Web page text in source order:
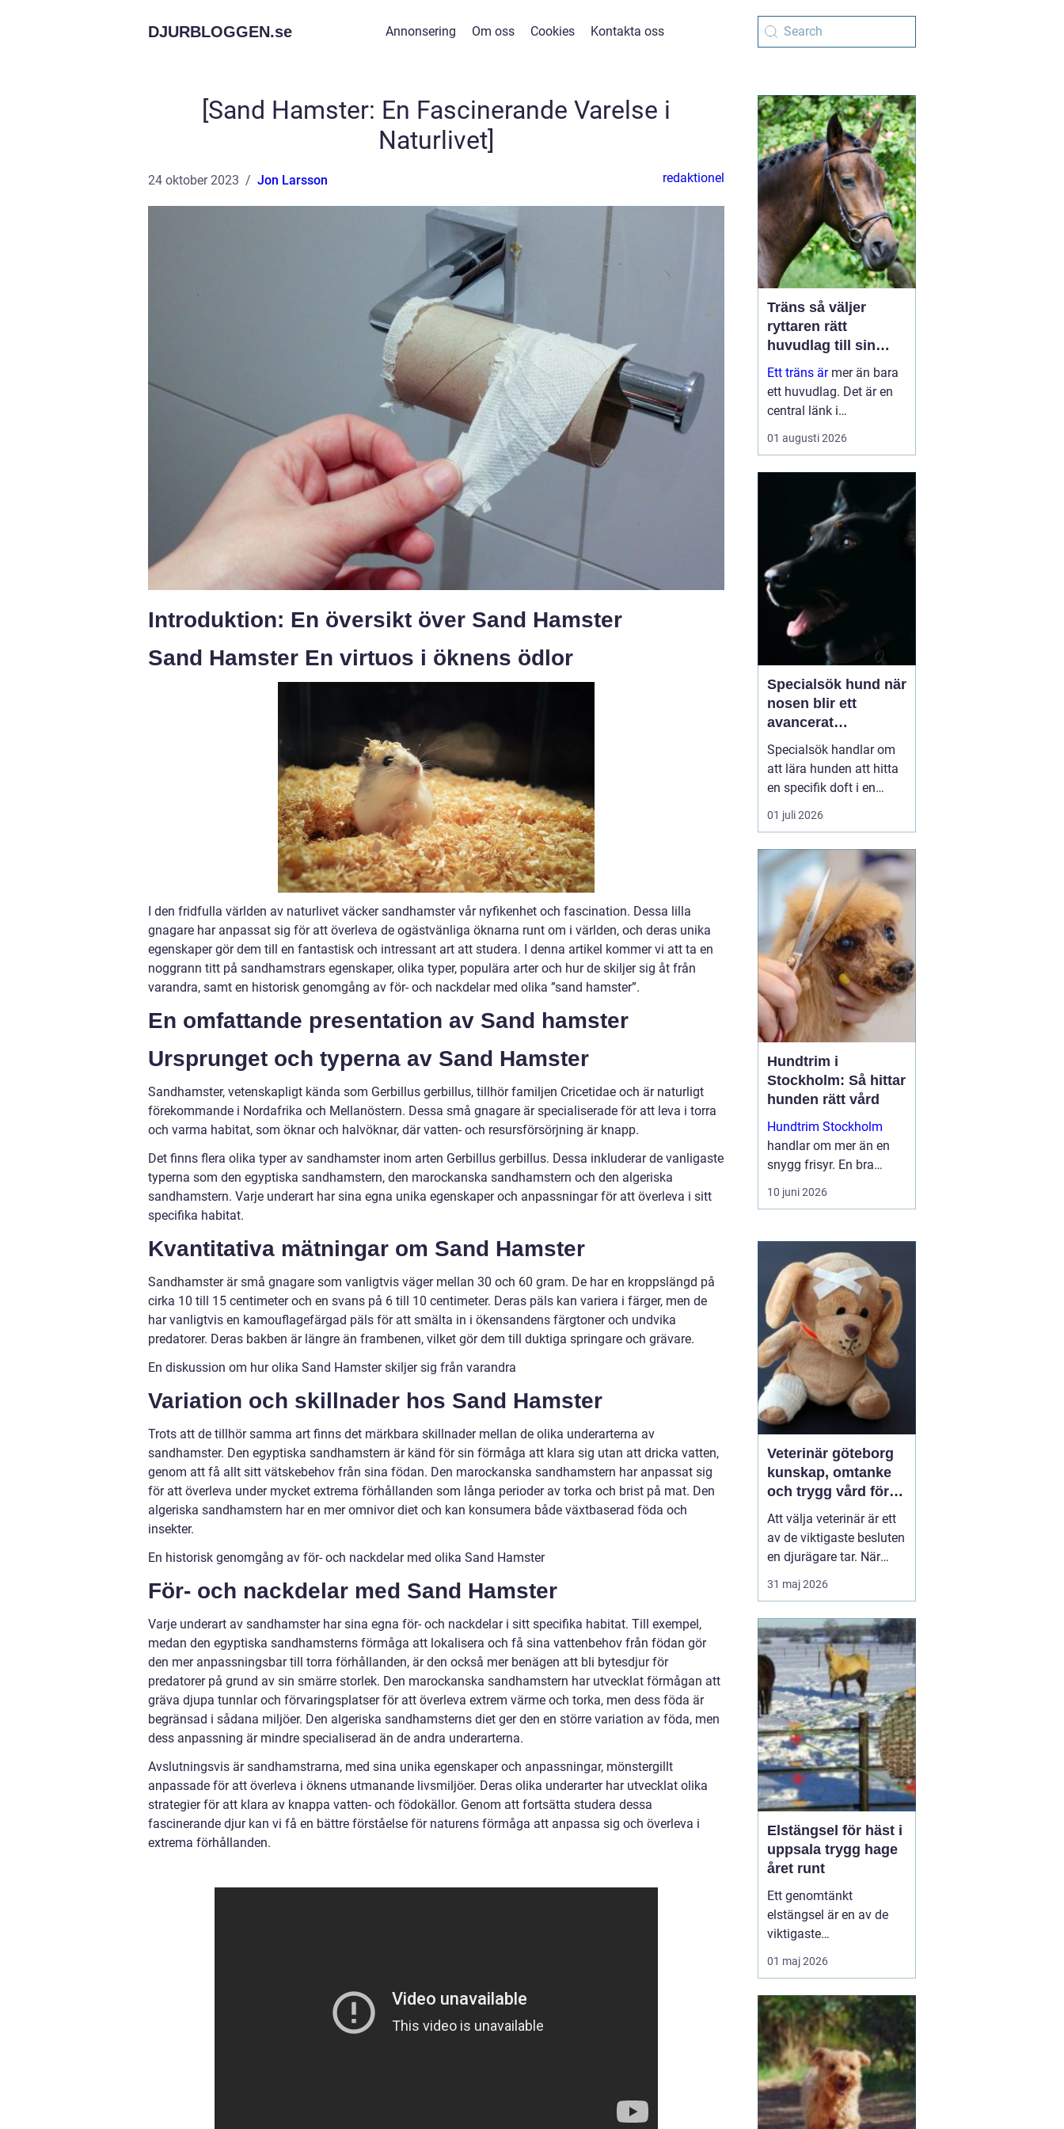
DJURBLOGGEN.se Annonsering Om oss Cookies Kontakta oss
[Sand Hamster: En Fascinerande Varelse i
Naturlivet]
24 oktober 2023 Jon Larsson redaktionel
Introduktion: En översikt över Sand Hamster
Sand Hamster En virtuos i öknens ödlor
I den fridfulla världen av naturlivet väcker sandhamster vår nyfikenhet och fascination. Dessa lilla
gnagare har anpassat sig för att överleva de ogästvänliga öknarna runt om i världen, och deras unika
egenskaper gör dem till en fantastisk och intressant art att studera. I denna artikel kommer vi att ta en
noggrann titt på sandhamstrars egenskaper, olika typer, populära arter och hur de skiljer sig åt från
varandra, samt en historisk genomgång av för- och nackdelar med olika ”sand hamster”.
En omfattande presentation av Sand hamster
Ursprunget och typerna av Sand Hamster
Sandhamster, vetenskapligt kända som Gerbillus gerbillus, tillhör familjen Cricetidae och är naturligt
förekommande i Nordafrika och Mellanöstern. Dessa små gnagare är specialiserade för att leva i torra
och varma habitat, som öknar och halvöknar, där vatten- och resursförsörjning är knapp.
Det finns flera olika typer av sandhamster inom arten Gerbillus gerbillus. Dessa inkluderar de vanligaste
typerna som den egyptiska sandhamstern, den marockanska sandhamstern och den algeriska
sandhamstern. Varje underart har sina egna unika egenskaper och anpassningar för att överleva i sitt
specifika habitat.
Kvantitativa mätningar om Sand Hamster
Sandhamster är små gnagare som vanligtvis väger mellan 30 och 60 gram. De har en kroppslängd på
cirka 10 till 15 centimeter och en svans på 6 till 10 centimeter. Deras päls kan variera i färger, men de
har vanligtvis en kamouflagefärgad päls för att smälta in i ökensandens färgtoner och undvika
predatorer. Deras bakben är längre än frambenen, vilket gör dem till duktiga springare och grävare.
En diskussion om hur olika Sand Hamster skiljer sig från varandra
Variation och skillnader hos Sand Hamster
Trots att de tillhör samma art finns det märkbara skillnader mellan de olika underarterna av
sandhamster. Den egyptiska sandhamstern är känd för sin förmåga att klara sig utan att dricka vatten,
genom att få allt sitt vätskebehov från sina födan. Den marockanska sandhamstern har anpassat sig
för att överleva under mycket extrema förhållanden som långa perioder av torka och brist på mat. Den
algeriska sandhamstern har en mer omnivor diet och kan konsumera både växtbaserad föda och
insekter.
En historisk genomgång av för- och nackdelar med olika Sand Hamster
För- och nackdelar med Sand Hamster
Varje underart av sandhamster har sina egna för- och nackdelar i sitt specifika habitat. Till exempel,
medan den egyptiska sandhamsterns förmåga att lokalisera och få sina vattenbehov från födan gör
den mer anpassningsbar till torra förhållanden, är den också mer benägen att bli bytesdjur för
predatorer på grund av sin smärre storlek. Den marockanska sandhamstern har utvecklat förmågan att
gräva djupa tunnlar och förvaringsplatser för att överleva extrem värme och torka, men dess föda är
begränsad i sådana miljöer. Den algeriska sandhamsterns diet ger den en större variation av föda, men
dess anpassning är mindre specialiserad än de andra underarterna.
Avslutningsvis är sandhamstrarna, med sina unika egenskaper och anpassningar, mönstergillt
anpassade för att överleva i öknens utmanande livsmiljöer. Deras olika underarter har utvecklat olika
strategier för att klara av knappa vatten- och födokällor. Genom att fortsätta studera dessa
fascinerande djur kan vi få en bättre förståelse för naturens förmåga att anpassa sig och överleva i
extrema förhållanden.
Träns så väljer
ryttaren rätt
huvudlag till sin
häst
Ett träns ärmer än bara
ett huvudlag. Det är en
central länk i
kommunikationen
mellan häst och ryttare.
anpassat kan hästen
arbeta avspänt,...
01 augusti 2026
Specialsök hund när
nosen blir ett
avancerat
arbetsredskap
Specialsök handlar om
att lära hunden att hitta
en specifik doft i en
komplex miljö. Det kan
vara narkotika, vägglöss,
till och med mögel.
Genom att utnyttja
hundens fantastiska
luktsinne går det att
upptäcka sådant som
mä...
01 juli 2026
Hundtrim i
Stockholm: Så hittar
hunden rätt vård
Hundtrim Stockholm
handlar om mer än en
snygg frisyr. En bra
salong kombinerar
pälsvård, hygien och
hunden mår bra både
under och efter besök...
10 juni 2026
Veterinär göteborg
kunskap, omtanke
och trygg vård för
ditt djur
Att välja veterinär är ett
av de viktigaste besluten
en djurägare tar. När
hunden haltar, katten
slutar äta eller kaninen
ha snabb hjälp, tydliga
besked och en plan som
känns trygg.E...
31 maj 2026
Elstängsel för häst i
uppsala trygg hage
året runt
Ett genomtänkt
elstängsel är en av de
viktigaste
säkerhetsfrågorna i ett
häststall. Runt Uppsala,
viltstammar och ibland
blåsigt väder, ställs extra
höga krav på både
material och montering.
När hästar går mycket
ute behöver stängslet...
01 maj 2026